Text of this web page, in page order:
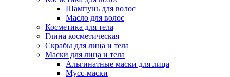
Шампунь для волос
Масло для волос
Косметика для тела
Глина косметическая
Скрабы для лица и тела
Маски для лица и тела
Альгинатные маски для лица
Мусс-маски